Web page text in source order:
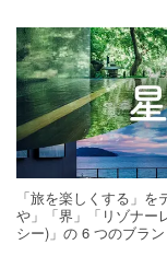
「旅を楽しくする」
や」「界」「リゾナー
シー)」の 6 つのブラ